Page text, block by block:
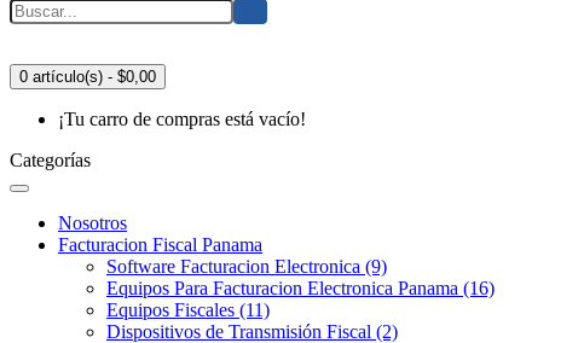
0 artículo(s) - $0,00
¡Tu carro de compras está vacío!
Categorías
Nosotros
Facturacion Fiscal Panama
Software Facturacion Electronica (9)
Equipos Para Facturacion Electronica Panama (16)
Equipos Fiscales (11)
Dispositivos de Transmisión Fiscal (2)